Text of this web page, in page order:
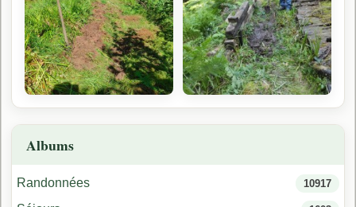
Albums
Randonnées 10917